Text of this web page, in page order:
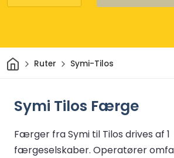
HjemRuter Symi-Tilos
Symi Tilos Færge
Færger fra Symi til Tilos drives af 1
færgeselskaber. Operatører